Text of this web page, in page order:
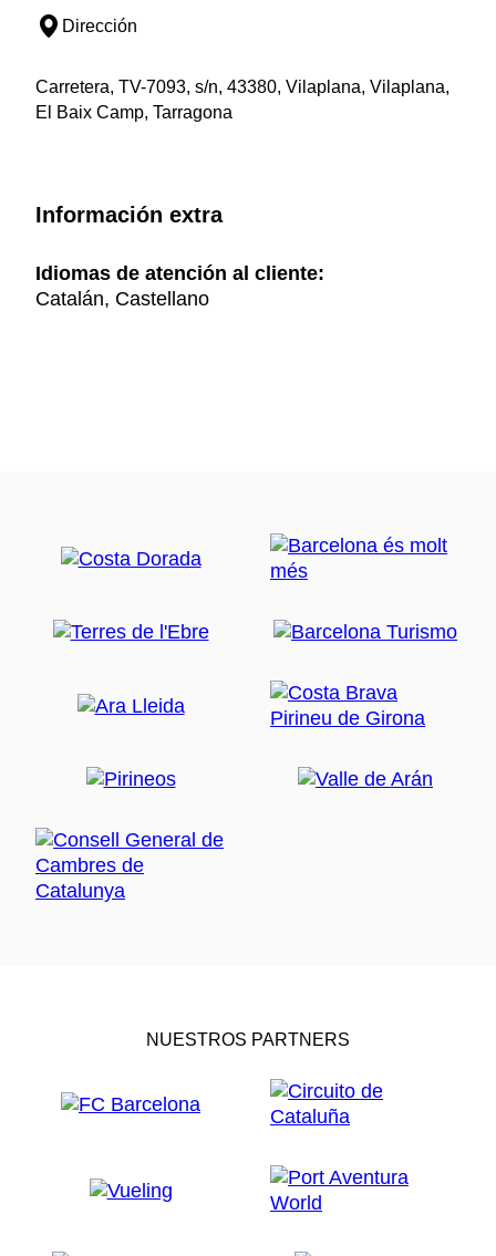
Dirección
Carretera, TV-7093, s/n, 43380, Vilaplana, Vilaplana,
El Baix Camp, Tarragona
Información extra
Idiomas de atención al cliente:
Catalán, Castellano
NUESTROS PARTNERS